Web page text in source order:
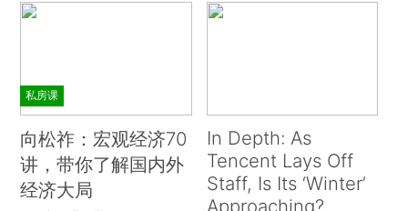
私房课
向松祚：宏观经济70
讲，带你了解国内外
经济大局
In Depth: As
Tencent Lays Off
Staff, Is Its ‘Winter’
Approaching?